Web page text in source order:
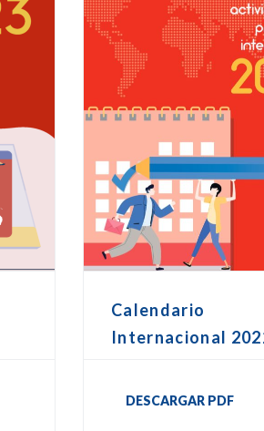
Calendario
Internacional
DESCARGAR PDF